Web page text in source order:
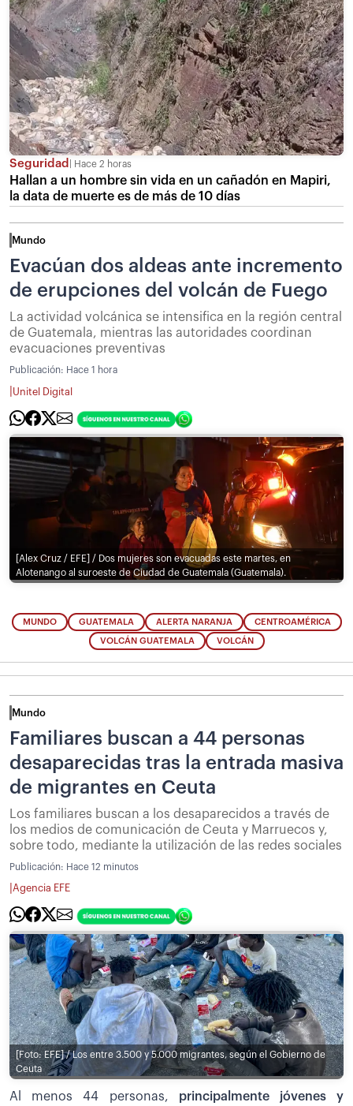
Seguridad Hace 2 horas
Hallan a un hombre sin vida en un cañadón en Mapiri,
la data de muerte es de más de 10 días
Mundo
Evacúan dos aldeas ante incremento
de erupciones del volcán de Fuego
La actividad volcánica se intensifica en la región central
de Guatemala, mientras las autoridades coordinan
evacuaciones preventivas
Publicación: Hace 1 hora
Unitel Digital
[Alex Cruz / EFE] / Dos mujeres son evacuadas este martes, en
Alotenango al suroeste de Ciudad de Guatemala (Guatemala).
MUNDO GUATEMALA ALERTA NARANJA CENTROAMÉRICA
VOLCÁN GUATEMALA VOLCÁN
Mundo
Familiares buscan a 44 personas
desaparecidas tras la entrada masiva
de migrantes en Ceuta
Los familiares buscan a los desaparecidos a través de
los medios de comunicación de Ceuta y Marruecos y,
sobre todo, mediante la utilización de las redes sociales
Publicación: Hace 12 minutos
Agencia EFE
[Foto: EFE] / Los entre 3.500 y 5.000 migrantes, según el Gobierno de
Ceuta
Al menos 44 personas, principalmente jóvenes y